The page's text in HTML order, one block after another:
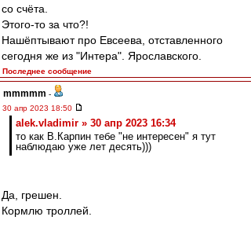
со счёта.
Этого-то за что?!
Нашёптывают про Евсеева, отставленного
сегодня же из "Интера". Ярославского.
Последнее сообщение
mmmmm -
30 апр 2023 18:50
alek.vladimir » 30 апр 2023 16:34
то как В.Карпин тебе "не интересен" я тут
наблюдаю уже лет десять)))
Да, грешен.
Кормлю троллей.